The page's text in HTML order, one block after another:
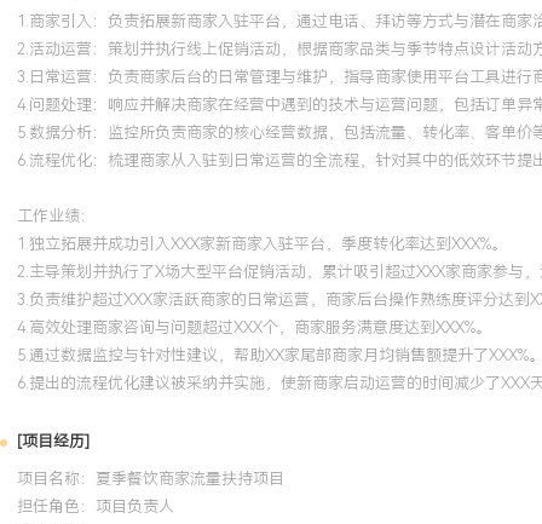
1.商家引入：负责拓展新商家入驻平台，通过电话、拜访等方式与潜在商
2.活动运营：策划并执行线上促销活动，根据商家品类与季节特点设计活
3.日常运营：负责商家后台的日常管理与维护，指导商家使用平台工具进
4.问题处理：响应并解决商家在经营中遇到的技术与运营问题，包括订单
5.数据分析：监控所负责商家的核心经营数据，包括流量、转化率、客单
6.流程优化：梳理商家从入驻到日常运营的全流程，针对其中的低效环节
工作业绩：
1.独立拓展并成功引入XXX家新商家入驻平台，季度转化率达到XXX%。
2.主导策划并执行了X场大型平台促销活动，累计吸引超过XXX家商家参与
3.负责维护超过XXX家活跃商家的日常运营，商家后台操作熟练度评分达到
4.高效处理商家咨询与问题超过XXX个，商家服务满意度达到XXX%。
5.通过数据监控与针对性建议，帮助XX家尾部商家月均销售额提升了XXX%
6.提出的流程优化建议被采纳并实施，使新商家启动运营的时间减少了XXX
[项目经历]
项目名称：夏季餐饮商家流量扶持项目
担任角色： 项目负责人